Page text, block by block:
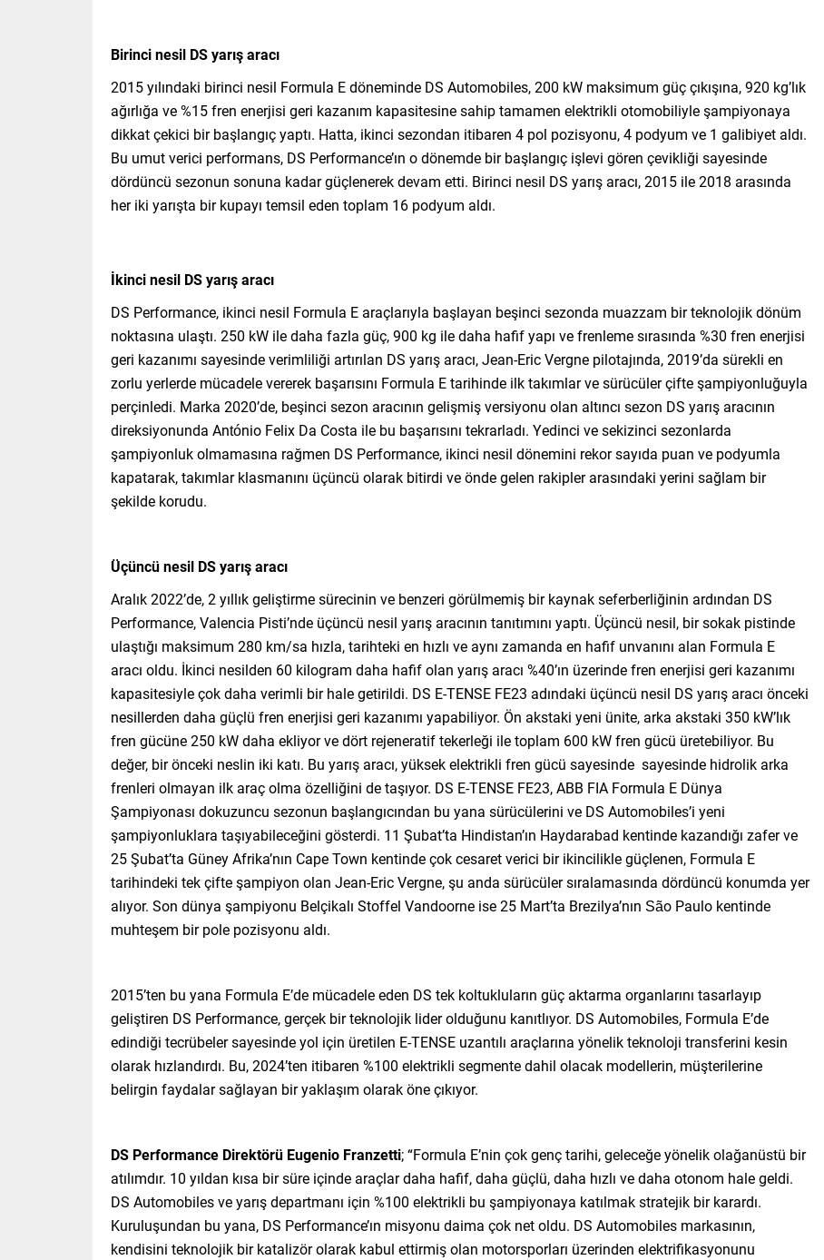
Birinci nesil DS yarış aracı
2015 yılındaki birinci nesil Formula E döneminde DS Automobiles, 200 kW maksimum güç çıkışına, 920 kg’lık
ağırlığa ve %15 fren enerjisi geri kazanım kapasitesine sahip tamamen elektrikli otomobiliyle şampiyonaya
dikkat çekici bir başlangıç yaptı. Hatta, ikinci sezondan itibaren 4 pol pozisyonu, 4 podyum ve 1 galibiyet aldı.
Bu umut verici performans, DS Performance’ın o dönemde bir başlangıç işlevi gören çevikliği sayesinde
dördüncü sezonun sonuna kadar güçlenerek devam etti. Birinci nesil DS yarış aracı, 2015 ile 2018 arasında
her iki yarışta bir kupayı temsil eden toplam 16 podyum aldı.
İkinci nesil DS yarış aracı
DS Performance, ikinci nesil Formula E araçlarıyla başlayan beşinci sezonda muazzam bir teknolojik dönüm
noktasına ulaştı. 250 kW ile daha fazla güç, 900 kg ile daha hafif yapı ve frenleme sırasında %30 fren enerjisi
geri kazanımı sayesinde verimliliği artırılan DS yarış aracı, Jean-Eric Vergne pilotajında, 2019’da sürekli en
zorlu yerlerde mücadele vererek başarısını Formula E tarihinde ilk takımlar ve sürücüler çifte şampiyonluğuyla
perçinledi. Marka 2020’de, beşinci sezon aracının gelişmiş versiyonu olan altıncı sezon DS yarış aracının
direksiyonunda António Felix Da Costa ile bu başarısını tekrarladı. Yedinci ve sekizinci sezonlarda
şampiyonluk olmamasına rağmen DS Performance, ikinci nesil dönemini rekor sayıda puan ve podyumla
kapatarak, takımlar klasmanını üçüncü olarak bitirdi ve önde gelen rakipler arasındaki yerini sağlam bir
şekilde korudu.
Üçüncü nesil DS yarış aracı
Aralık 2022’de, 2 yıllık geliştirme sürecinin ve benzeri görülmemiş bir kaynak seferberliğinin ardından DS
Performance, Valencia Pisti’nde üçüncü nesil yarış aracının tanıtımını yaptı. Üçüncü nesil, bir sokak pistinde
ulaştığı maksimum 280 km/sa hızla, tarihteki en hızlı ve aynı zamanda en hafif unvanını alan Formula E
aracı oldu. İkinci nesilden 60 kilogram daha hafif olan yarış aracı %40’ın üzerinde fren enerjisi geri kazanımı
kapasitesiyle çok daha verimli bir hale getirildi. DS E-TENSE FE23 adındaki üçüncü nesil DS yarış aracı önceki
nesillerden daha güçlü fren enerjisi geri kazanımı yapabiliyor. Ön akstaki yeni ünite, arka akstaki 350 kW’lık
fren gücüne 250 kW daha ekliyor ve dört rejeneratif tekerleği ile toplam 600 kW fren gücü üretebiliyor. Bu
değer, bir önceki neslin iki katı. Bu yarış aracı, yüksek elektrikli fren gücü sayesinde sayesinde hidrolik arka
frenleri olmayan ilk araç olma özelliğini de taşıyor. DS E-TENSE FE23, ABB FIA Formula E Dünya
Şampiyonası dokuzuncu sezonun başlangıcından bu yana sürücülerini ve DS Automobiles’i yeni
şampiyonluklara taşıyabileceğini gösterdi. 11 Şubat’ta Hindistan’ın Haydarabad kentinde kazandığı zafer ve
25 Şubat’ta Güney Afrika’nın Cape Town kentinde çok cesaret verici bir ikincilikle güçlenen, Formula E
tarihindeki tek çifte şampiyon olan Jean-Eric Vergne, şu anda sürücüler sıralamasında dördüncü konumda yer
alıyor. Son dünya şampiyonu Belçikalı Stoffel Vandoorne ise 25 Mart’ta Brezilya’nın São Paulo kentinde
muhteşem bir pole pozisyonu aldı.
2015’ten bu yana Formula E’de mücadele eden DS tek koltukluların güç aktarma organlarını tasarlayıp
geliştiren DS Performance, gerçek bir teknolojik lider olduğunu kanıtlıyor. DS Automobiles, Formula E’de
edindiği tecrübeler sayesinde yol için üretilen E-TENSE uzantılı araçlarına yönelik teknoloji transferini kesin
olarak hızlandırdı. Bu, 2024’ten itibaren %100 elektrikli segmente dahil olacak modellerin, müşterilerine
belirgin faydalar sağlayan bir yaklaşım olarak öne çıkıyor.
DS Performance Direktörü Eugenio Franzetti; “Formula E’nin çok genç tarihi, geleceğe yönelik olağanüstü bir
atılımdır. 10 yıldan kısa bir süre içinde araçlar daha hafif, daha güçlü, daha hızlı ve daha otonom hale geldi.
DS Automobiles ve yarış departmanı için %100 elektrikli bu şampiyonaya katılmak stratejik bir karardı.
Kuruluşundan bu yana, DS Performance’ın misyonu daima çok net oldu. DS Automobiles markasının,
kendisini teknolojik bir katalizör olarak kabul ettirmiş olan motorsporları üzerinden elektrifikasyonunu